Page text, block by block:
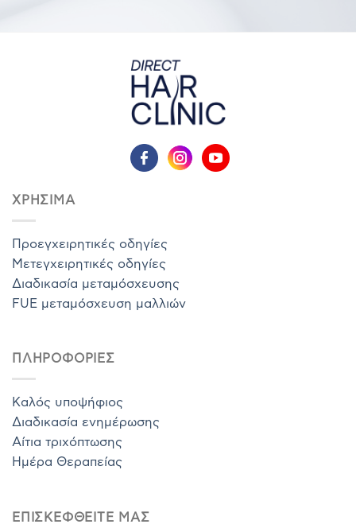
ΧΡΗΣΙΜΑ
Προεγχειρητικές οδηγίες
Μετεγχειρητικές οδηγίες
Διαδικασία μεταμόσχευσης
FUE μεταμόσχευση μαλλιών
ΠΛΗΡΟΦΟΡΙΕΣ
Καλός υποψήφιος
Διαδικασία ενημέρωσης
Αίτια τριχόπτωσης
Ημέρα Θεραπείας
ΕΠΙΣΚΕΦΘΕΙΤΕ ΜΑΣ